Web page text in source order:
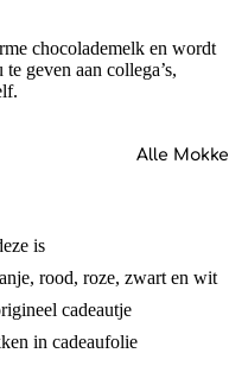
Alle
chocolademelk en wordt
geven aan collega’s,
is
rood, roze, zwart en wit
cadeautje
in cadeaufolie